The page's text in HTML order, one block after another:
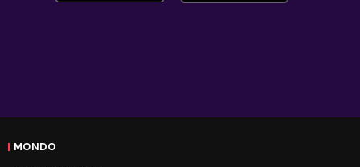
MONDO